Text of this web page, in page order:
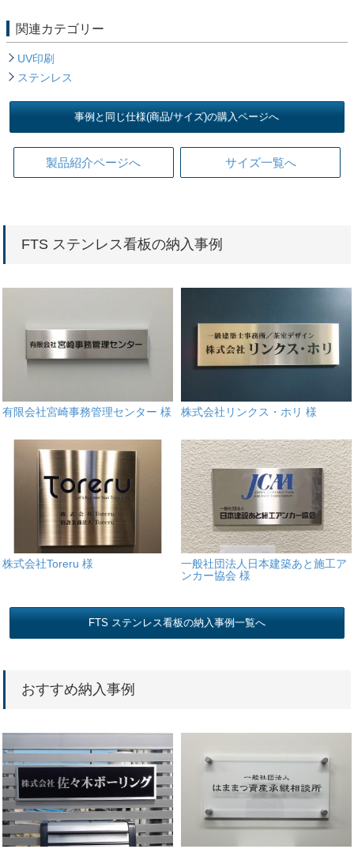
関連カテゴリー
UV印刷
ステンレス
事例と同じ仕様(商品/サイズ)の購入ページへ
製品紹介ページへ サイズ一覧へ
FTS ステンレス看板の納入事例
有限会社宮崎事務管理センター 様 株式会社リンクス・ホリ 様
株式会社Toreru 様
一般社団法人日本建築あと施工ア
ンカー協会 様
FTS ステンレス看板の納入事例一覧へ
おすすめ納入事例